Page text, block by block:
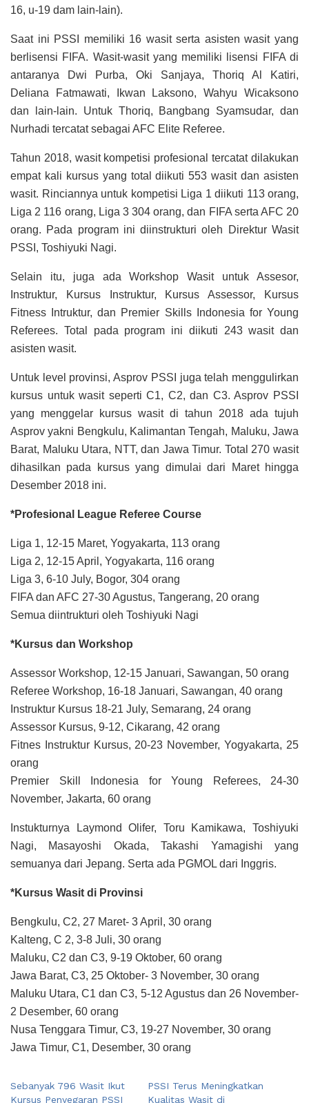
16, u-19 dam lain-lain).
Saat ini PSSI memiliki 16 wasit serta asisten wasit yang
berlisensi FIFA. Wasit-wasit yang memiliki lisensi FIFA di
antaranya Dwi Purba, Oki Sanjaya, Thoriq Al Katiri,
Deliana Fatmawati, Ikwan Laksono, Wahyu Wicaksono
dan lain-lain. Untuk Thoriq, Bangbang Syamsudar, dan
Nurhadi tercatat sebagai AFC Elite Referee.
Tahun 2018, wasit kompetisi profesional tercatat dilakukan
empat kali kursus yang total diikuti 553 wasit dan asisten
wasit. Rinciannya untuk kompetisi Liga 1 diikuti 113 orang,
Liga 2 116 orang, Liga 3 304 orang, dan FIFA serta AFC 20
orang. Pada program ini diinstrukturi oleh Direktur Wasit
PSSI, Toshiyuki Nagi.
Selain itu, juga ada Workshop Wasit untuk Assesor,
Instruktur, Kursus Instruktur, Kursus Assessor, Kursus
Fitness Intruktur, dan Premier Skills Indonesia for Young
Referees. Total pada program ini diikuti 243 wasit dan
asisten wasit.
Untuk level provinsi, Asprov PSSI juga telah menggulirkan
kursus untuk wasit seperti C1, C2, dan C3. Asprov PSSI
yang menggelar kursus wasit di tahun 2018 ada tujuh
Asprov yakni Bengkulu, Kalimantan Tengah, Maluku, Jawa
Barat, Maluku Utara, NTT, dan Jawa Timur. Total 270 wasit
dihasilkan pada kursus yang dimulai dari Maret hingga
Desember 2018 ini.
*Profesional League Referee Course
Liga 1, 12-15 Maret, Yogyakarta, 113 orang
Liga 2, 12-15 April, Yogyakarta, 116 orang
Liga 3, 6-10 July, Bogor, 304 orang
FIFA dan AFC 27-30 Agustus, Tangerang, 20 orang
Semua diintrukturi oleh Toshiyuki Nagi
*Kursus dan Workshop
Assessor Workshop, 12-15 Januari, Sawangan, 50 orang
Referee Workshop, 16-18 Januari, Sawangan, 40 orang
Instruktur Kursus 18-21 July, Semarang, 24 orang
Assessor Kursus, 9-12, Cikarang, 42 orang
Fitnes Instruktur Kursus, 20-23 November, Yogyakarta, 25
orang
Premier Skill Indonesia for Young Referees, 24-30
November, Jakarta, 60 orang
Instukturnya Laymond Olifer, Toru Kamikawa, Toshiyuki
Nagi, Masayoshi Okada, Takashi Yamagishi yang
semuanya dari Jepang. Serta ada PGMOL dari Inggris.
*Kursus Wasit di Provinsi
Bengkulu, C2, 27 Maret- 3 April, 30 orang
Kalteng, C 2, 3-8 Juli, 30 orang
Maluku, C2 dan C3, 9-19 Oktober, 60 orang
Jawa Barat, C3, 25 Oktober- 3 November, 30 orang
Maluku Utara, C1 dan C3, 5-12 Agustus dan 26 November-
2 Desember, 60 orang
Nusa Tenggara Timur, C3, 19-27 November, 30 orang
Jawa Timur, C1, Desember, 30 orang
Sebanyak 796 Wasit Ikut
Kursus Penyegaran PSSI
PSSI Terus Meningkatkan
Kualitas Wasit di